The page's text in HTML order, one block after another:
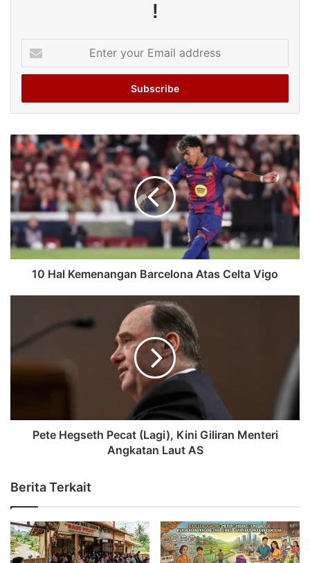
!
your
Email
10 Hal Kemenangan Barcelona Atas Celta Vigo
Pete Hegseth Pecat (Lagi), Kini Giliran Menteri
Angkatan Laut AS
Berita Terkait